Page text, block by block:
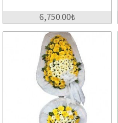
6,750.00₺